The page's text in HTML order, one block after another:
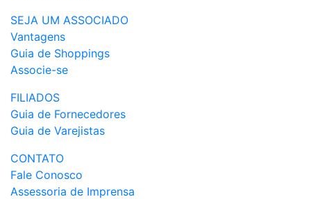
SEJA UM ASSOCIADO
Vantagens
Guia de Shoppings
Associe-se
FILIADOS
Guia de Fornecedores
Guia de Varejistas
CONTATO
Fale Conosco
Assessoria de Imprensa